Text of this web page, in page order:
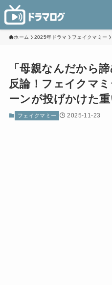
ホーム 2025年ドラマ フェイクマミー
「母親なんだから
反論！フェイクマ
ーンが投げかけた
フェイクマミー 2025-11-23